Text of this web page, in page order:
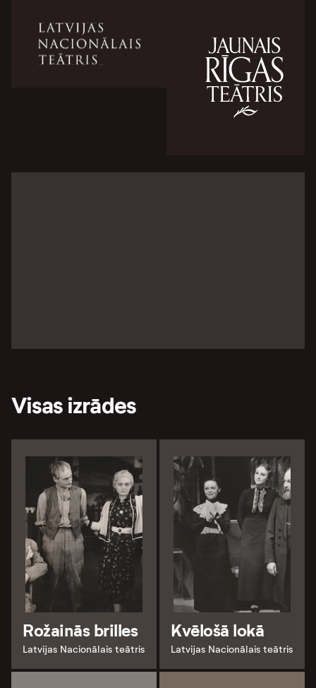
Visas izrādes
Rožainās brilles
Latvijas Nacionālais teātris
Kvēlošā lokā
Latvijas Nacionālais teātris